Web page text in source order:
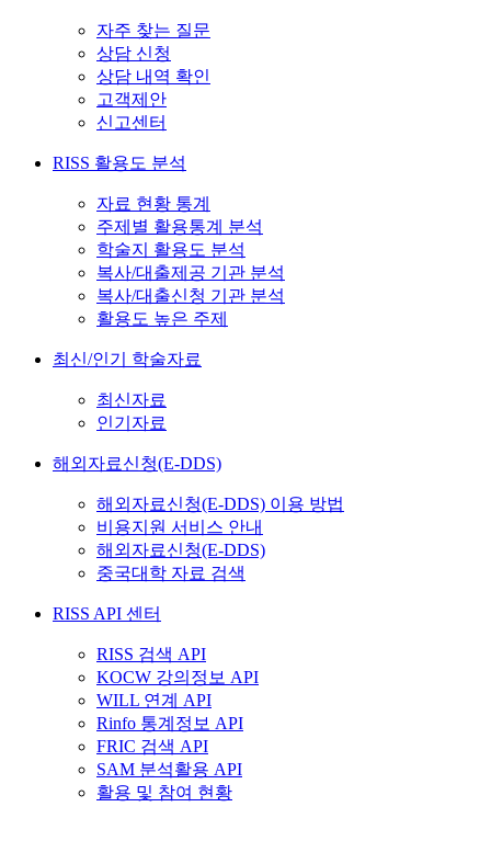
자주 찾는 질문
상담 신청
상담 내역 확인
고객제안
신고센터
RISS 활용도 분석
자료 현황 통계
주제별 활용통계 분석
학술지 활용도 분석
복사/대출제공 기관 분석
복사/대출신청 기관 분석
활용도 높은 주제
최신/인기 학술자료
최신자료
인기자료
해외자료신청(E-DDS)
해외자료신청(E-DDS) 이용 방법
비용지원 서비스 안내
해외자료신청(E-DDS)
중국대학 자료 검색
RISS API 센터
RISS 검색 API
KOCW 강의정보 API
WILL 연계 API
Rinfo 통계정보 API
FRIC 검색 API
SAM 분석활용 API
활용 및 참여 현황